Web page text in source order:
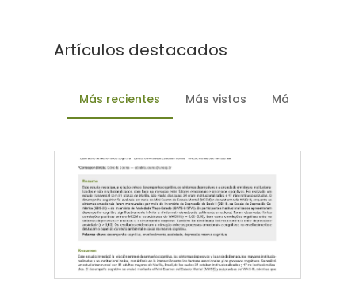
Artículos destacados
Más recientes Más vistos Más